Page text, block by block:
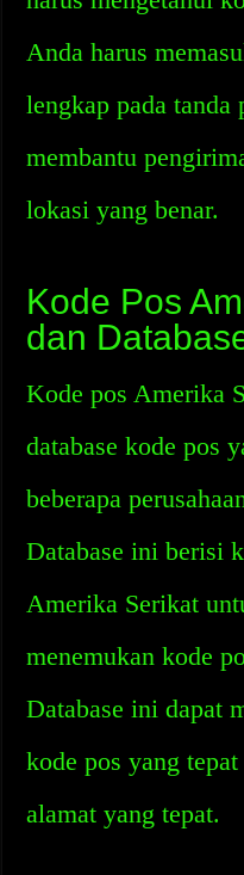
Anda harus
lengkap pada
membantu
lokasi yang benar.
Kode Pos
dan
Kode pos Amerika
database kode pos
beberapa
Database ini berisi
Amerika Serikat
menemukan kode
Database ini dapat
kode pos yang
alamat yang tepat.